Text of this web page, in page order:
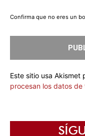
Confirma que no eres un
Este sitio usa Akismet
procesan los datos de